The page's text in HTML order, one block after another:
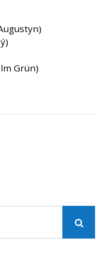
Grün)